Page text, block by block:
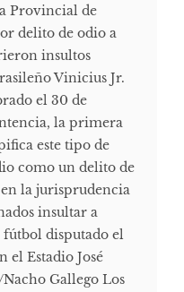
Provincial de
delito de odio a
insultos
Vinicius Jr.
el 30 de
la primera
este tipo de
como un delito de
la jurisprudencia
insultar a
disputado el
el Estadio José
Gallego Los